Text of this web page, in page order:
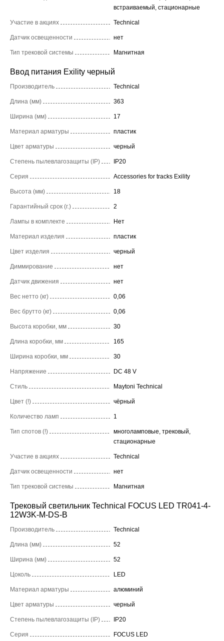
встраиваемый, стационарные
Участие в акциях Technical
Датчик освещенности нет
Тип трековой системы Магнитная
Ввод питания Exility черный
Производитель Technical
Длина (мм) 363
Ширина (мм) 17
Материал арматуры пластик
Цвет арматуры черный
Степень пылевлагозащиты (IP) IP20
Серия Accessories for tracks Exility
Высота (мм) 18
Гарантийный срок (г.) 2
Лампы в комплекте Нет
Материал изделия пластик
Цвет изделия черный
Диммирование нет
Датчик движения нет
Вес нетто (кг) 0,06
Вес брутто (кг) 0,06
Высота коробки, мм 30
Длина коробки, мм 165
Ширина коробки, мм 30
Напряжение DC 48 V
Стиль Maytoni Technical
Цвет (!) чёрный
Количество ламп 1
Тип спотов (!)
многоламповые, трековый,
стационарные
Участие в акциях Technical
Датчик освещенности нет
Тип трековой системы Магнитная
Трековый светильник Technical FOCUS LED TR041-4-
12W3K-M-DS-B
Производитель Technical
Длина (мм) 52
Ширина (мм) 52
Цоколь LED
Материал арматуры алюминий
Цвет арматуры черный
Степень пылевлагозащиты (IP) IP20
Серия FOCUS LED